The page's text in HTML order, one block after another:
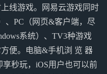
线游戏。网易云游戏同时
、PC（网页&客户端，尽
系统）、TV3种游戏
便。电脑&手机浏 览 器
秒玩，iOS用户也可以前